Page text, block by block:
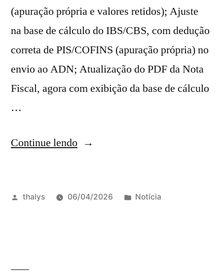
(apuração própria e valores retidos); Ajuste
na base de cálculo do IBS/CBS, com dedução
correta de PIS/COFINS (apuração própria) no
envio ao ADN; Atualização do PDF da Nota
Fiscal, agora com exibição da base de cálculo
…
Continue lendo
thalys 06/04/2026 Notícia